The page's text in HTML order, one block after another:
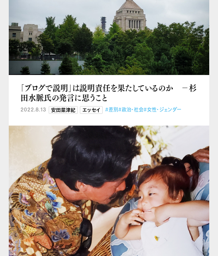
「ブログで説明」は説明責任を果たしているのか －杉
田水脈氏の発言に思うこと
2022.8.13 安田菜津紀 エッセイ #差別#政治・社会#女性・ジェンダー